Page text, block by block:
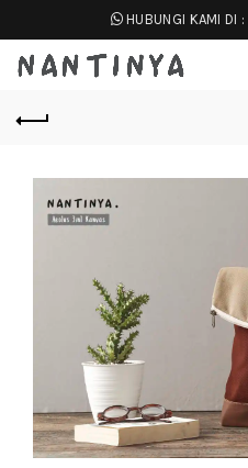
HUBUNGI KAMI DI :